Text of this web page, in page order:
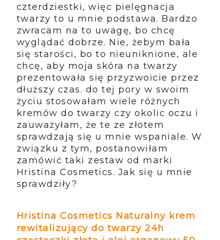
czterdziestki, więc pielęgnacja
twarzy to u mnie podstawa. Bardzo
zwracam na to uwagę, bo chcę
wyglądać dobrze. Nie, żebym bała
się starości, bo to nieuniknione, ale
chcę, aby moja skóra na twarzy
prezentowała się przyzwoicie przez
dłuższy czas. do tej pory w swoim
życiu stosowałam wiele różnych
kremów do twarzy czy okolic oczu i
zauważyłam, że te ze złotem
sprawdzają się u mnie wspaniale. W
związku z tym, postanowiłam
zamówić taki zestaw od marki
Hristina Cosmetics. Jak się u mnie
sprawdziły?
Hristina Cosmetics Naturalny krem
rewitalizujący do twarzy 24h